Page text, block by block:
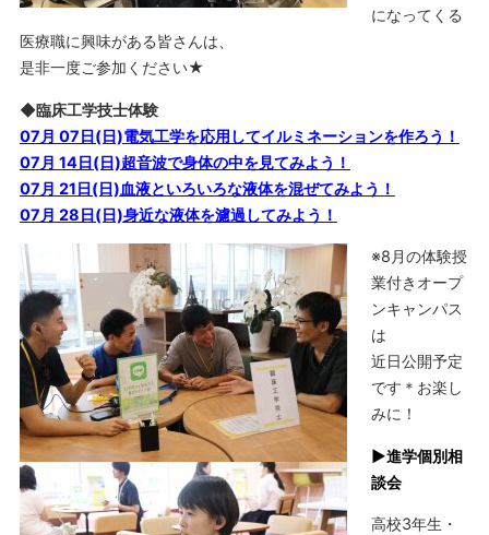
になってくる
医療職に興味がある皆さんは、
是非一度ご参加ください★
◆臨床工学技士体験
07月 07日(日)電気工学を応用してイルミネーションを作ろう！
07月 14日(日)超音波で身体の中を見てみよう！
07月 21日(日)血液といろいろな液体を混ぜてみよう！
07月 28日(日)身近な液体を濾過してみよう！
※8月の体験授
業付きオープ
ンキャンパス
は
近日公開予定
です＊お楽し
みに！
▶︎進学個別相
談会
高校3年生・